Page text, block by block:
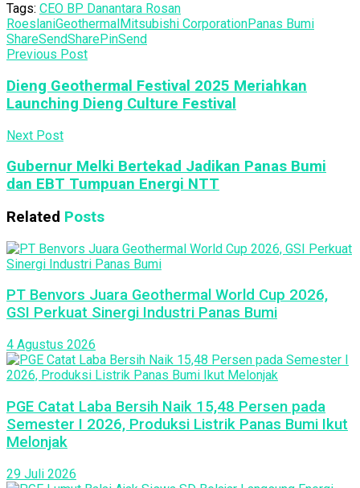
Tags: CEO BP Danantara Rosan
RoeslaniGeothermalMitsubishi CorporationPanas Bumi
ShareSendSharePinSend
Previous Post
Dieng Geothermal Festival 2025 Meriahkan
Launching Dieng Culture Festival
Next Post
Gubernur Melki Bertekad Jadikan Panas Bumi
dan EBT Tumpuan Energi NTT
Related Posts
PT Benvors Juara Geothermal World Cup 2026,
GSI Perkuat Sinergi Industri Panas Bumi
4 Agustus 2026
PGE Catat Laba Bersih Naik 15,48 Persen pada
Semester I 2026, Produksi Listrik Panas Bumi Ikut
Melonjak
29 Juli 2026